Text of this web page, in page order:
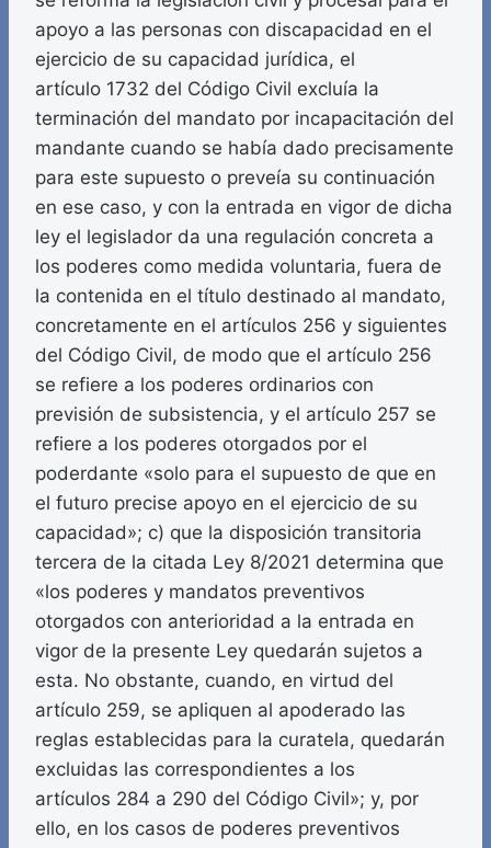
apoyo a las personas con discapacidad en el
ejercicio de su capacidad jurídica, el
artículo 1732 del Código Civil excluía la
terminación del mandato por incapacitación del
mandante cuando se había dado precisamente
para este supuesto o preveía su continuación
en ese caso, y con la entrada en vigor de dicha
ley el legislador da una regulación concreta a
los poderes como medida voluntaria, fuera de
la contenida en el título destinado al mandato,
concretamente en el artículos 256 y siguientes
del Código Civil, de modo que el artículo 256
se refiere a los poderes ordinarios con
previsión de subsistencia, y el artículo 257 se
refiere a los poderes otorgados por el
poderdante «solo para el supuesto de que en
el futuro precise apoyo en el ejercicio de su
capacidad»; c) que la disposición transitoria
tercera de la citada Ley 8/2021 determina que
«los poderes y mandatos preventivos
otorgados con anterioridad a la entrada en
vigor de la presente Ley quedarán sujetos a
esta. No obstante, cuando, en virtud del
artículo 259, se apliquen al apoderado las
reglas establecidas para la curatela, quedarán
excluidas las correspondientes a los
artículos 284 a 290 del Código Civil»; y, por
ello, en los casos de poderes preventivos